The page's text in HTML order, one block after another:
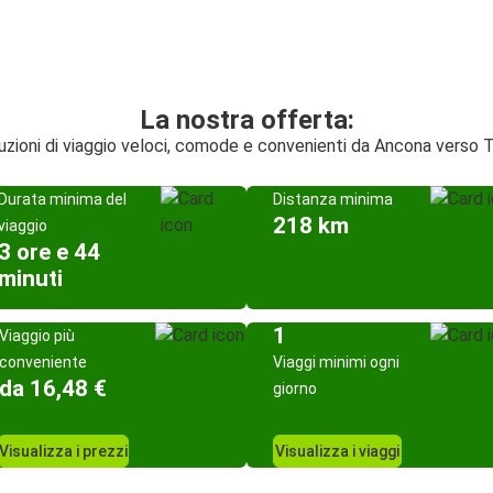
La nostra offerta:
di viaggio veloci, comode e convenienti da Ancona verso
minima del
ore e 44
Distanza minima
218 km
Viaggio più
conveniente
da 16,48 €
Visualizza i prezzi
1
Viaggi minimi ogni
giorno
Visualizza i viaggi